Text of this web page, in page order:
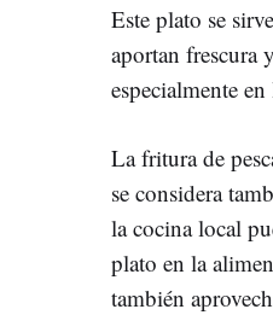
Este plato se
aportan frescura
especialmente
La fritura de
se considera
la cocina local
plato en la
también